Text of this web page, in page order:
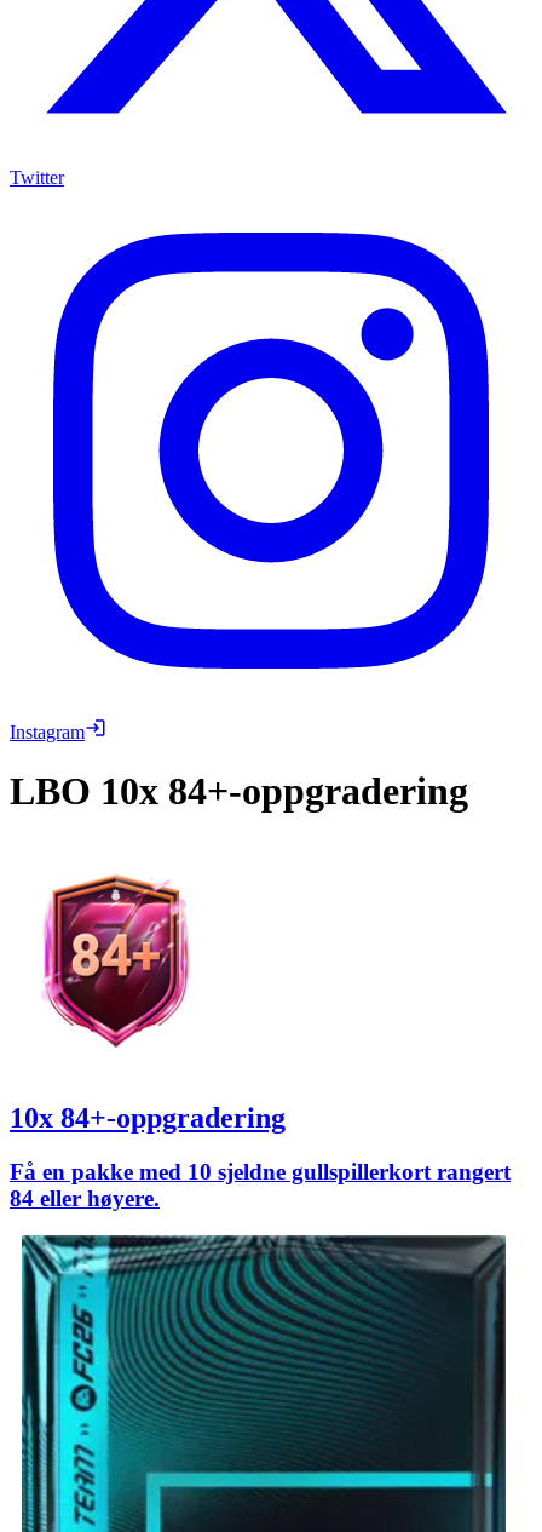
Twitter
Instagram
LBO 10x 84+-oppgradering
10x 84+-oppgradering
Få en pakke med 10 sjeldne gullspillerkort rangert
84 eller høyere.